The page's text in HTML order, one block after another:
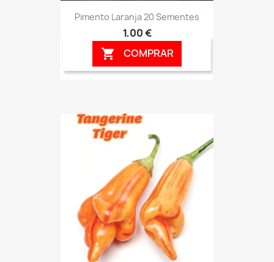
Pimento Laranja 20 Sementes
1,00 €
 COMPRAR